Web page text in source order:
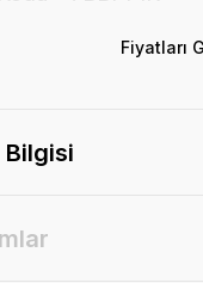
Fiyatları
Bilgisi